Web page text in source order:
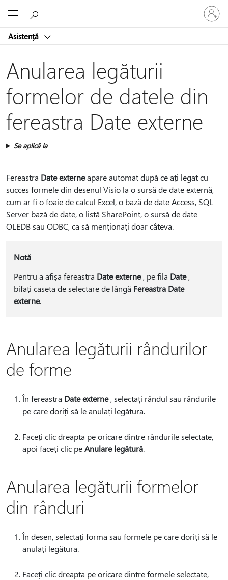
Asistență
vă
la
dvs.
Anularea legăturii
formelor de datele din
fereastra Date externe
Se aplică la
Fereastra Date externeapare automat după ce ați legat cu
succes formele din desenul Visio la o sursă de date externă,
cum ar fi o foaie de calcul Excel, o bază de date Access, SQL
Server bază de date, o listă SharePoint, o sursă de date
OLEDB sau ODBC, ca să menționați doar câteva.
Notă
Pentru a afișa fereastra Date externe, pe fila Date,
bifați caseta de selectare de lângă Fereastra Date
externe.
Anularea legăturii rândurilor
de forme
În fereastra Date externe, selectați rândul sau rândurile
pe care doriți să le anulați legătura.
Faceți clic dreapta pe oricare dintre rândurile selectate,
apoi faceți clic peAnulare legătură.
Anularea legăturii formelor
din rânduri
În desen, selectați forma sau formele pe care doriți să le
anulați legătura.
Faceți clic dreapta pe oricare dintre formele selectate,